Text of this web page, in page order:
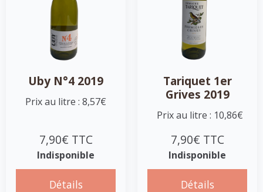
Uby N°4 2019
Prix au litre : 8,57€
7,90€ TTC
Indisponible
Détails
Tariquet 1er
Grives 2019
Prix au litre : 10,86€
7,90€ TTC
Indisponible
Détails